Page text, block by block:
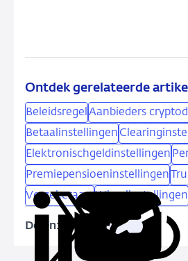
Ontdek gerelateerde
BeleidsregelAanbieders
Betaalinstellingen
Elektronischgeldinstellingen
Premiepensioeninstellingen
Verzekeraars
Wisselinstellingen
Delen:
Deel
via
DeelDeelKopieer